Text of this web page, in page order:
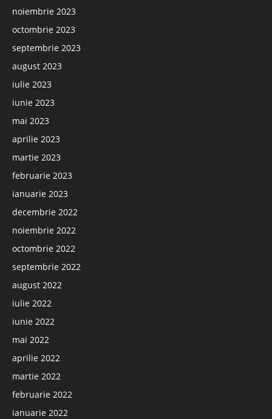
noiembrie 2023
octombrie 2023
septembrie 2023
august 2023
iulie 2023
iunie 2023
mai 2023
aprilie 2023
martie 2023
februarie 2023
ianuarie 2023
decembrie 2022
noiembrie 2022
octombrie 2022
septembrie 2022
august 2022
iulie 2022
iunie 2022
mai 2022
aprilie 2022
martie 2022
februarie 2022
ianuarie 2022